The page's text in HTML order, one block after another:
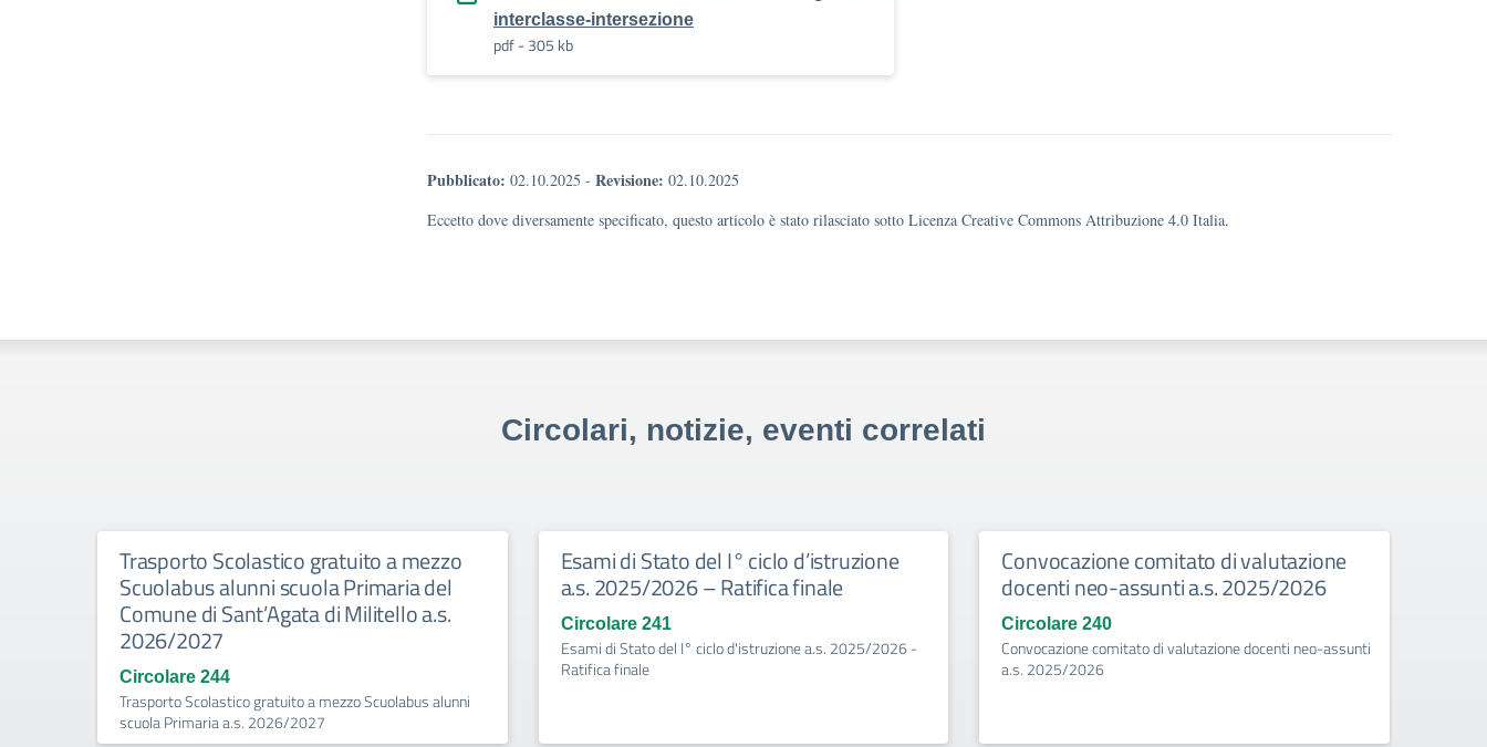
interclasse-intersezione
pdf - 305 kb
Pubblicato: 02.10.2025 - Revisione: 02.10.2025
Eccetto dove diversamente specificato, questo articolo è stato rilasciato sotto Licenza Creative Commons Attribuzione 4.0 Italia.
Circolari, notizie, eventi correlati
Trasporto Scolastico gratuito a mezzo
Scuolabus alunni scuola Primaria del
Comune di Sant’Agata di Militello a.s.
2026/2027
Circolare 244
Trasporto Scolastico gratuito a mezzo Scuolabus alunni
scuola Primaria a.s. 2026/2027
Esami di Stato del I° ciclo d’istruzione
a.s. 2025/2026 – Ratifica finale
Circolare 241
Esami di Stato del I° ciclo d'istruzione a.s. 2025/2026 -
Ratifica finale
Convocazione comitato di valutazione
docenti neo-assunti a.s. 2025/2026
Circolare 240
Convocazione comitato di valutazione docenti neo-assunti
a.s. 2025/2026